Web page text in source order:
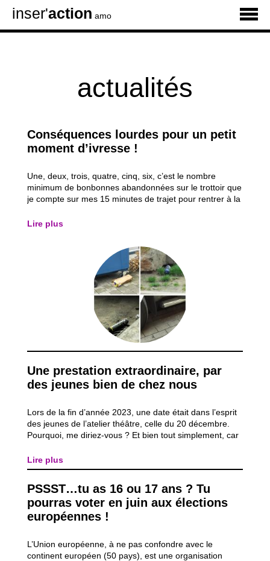
inser'action amo
actualités
Conséquences lourdes pour un petit
moment d’ivresse !
Une, deux, trois, quatre, cinq, six, c’est le nombre
minimum de bonbonnes abandonnées sur le trottoir que
je compte sur mes 15 minutes de trajet pour rentrer à la
métalliques que l'on trouvait fréquemment, mais
Lire plus
Une prestation extraordinaire, par
des jeunes bien de chez nous
Lors de la fin d’année 2023, une date était dans l’esprit
des jeunes de l’atelier théâtre, celle du 20 décembre.
Pourquoi, me diriez-vous ? Et bien tout simplement, car
petite troupe, celle de leur première représentation
théâtrale devant un...
Lire plus
PSSST…tu as 16 ou 17 ans ? Tu
pourras voter en juin aux élections
européennes !
L’Union européenne, à ne pas confondre avec le
continent européen (50 pays), est une organisation